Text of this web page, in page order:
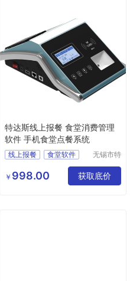
特达斯线上报餐 食堂消费管理
软件 手机食堂点餐系统
线上报餐
食堂软件
食堂点餐系统
无锡市特
科技有限
公司
￥ 998.00 获取底价